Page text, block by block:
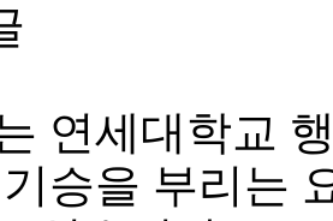
연세대학교
승을 부리는